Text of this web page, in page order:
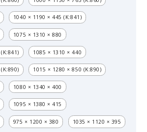
1040 × 1190 × 445 (K:841)
1075 × 1310 × 880
1085 × 1310 × 440
1015 × 1280 × 850 (K:890)
1080 × 1340 × 400
1095 × 1380 × 415
975 × 1200 × 380 1035 × 1120 × 395